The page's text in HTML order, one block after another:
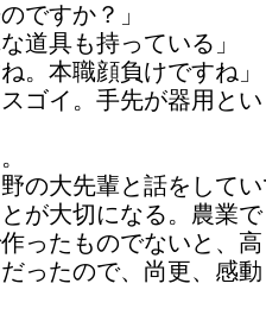
ですか？」
道具も持っている」
。本職顔負けですね」
ゴイ。手先が器用と
の大先輩と話をして
が大切になる。農業
ったものでないと、
ったので、尚更、感